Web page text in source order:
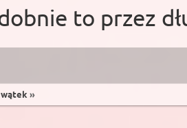
to przez
»